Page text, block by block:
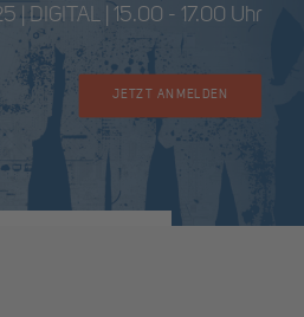
| DIGITAL | 15.00 - 17.00 Uhr
JETZT ANMELDEN